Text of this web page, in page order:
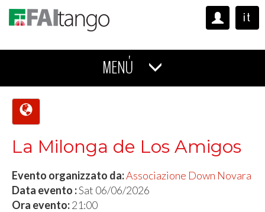
it
MENÚ
La Milonga de Los Amigos
Evento organizzato da:Associazione Down Novara
Data evento :Sat 06/06/2026
Ora evento:21:00